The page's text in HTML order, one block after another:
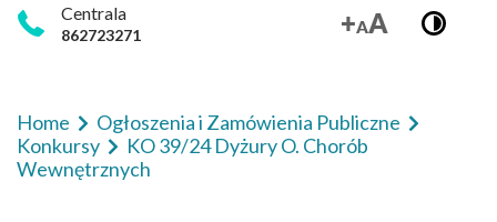
Centrala
862723271
Home
Ogłoszenia i Zamówienia Publiczne
Konkursy
KO 39/24 Dyżury O. Chorób
Wewnętrznych